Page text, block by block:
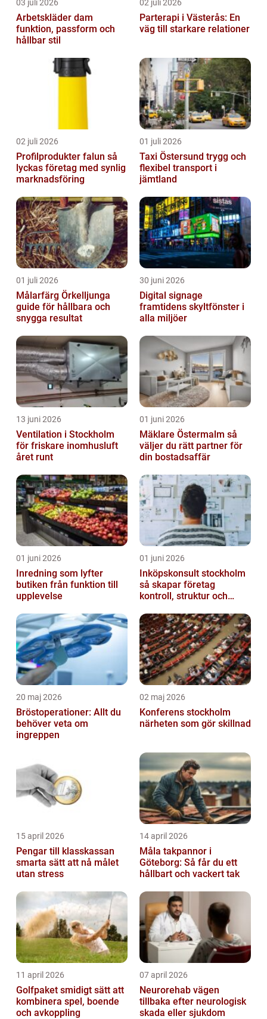
03 juli 2026
Arbetskläder dam
funktion, passform och
hållbar stil
02 juli 2026
Parterapi i Västerås: En
väg till starkare relationer
02 juli 2026
Profilprodukter falun så
lyckas företag med synlig
marknadsföring
01 juli 2026
Taxi Östersund trygg och
flexibel transport i
jämtland
01 juli 2026
Målarfärg Örkelljunga
guide för hållbara och
snygga resultat
30 juni 2026
Digital signage
framtidens skyltfönster i
alla miljöer
13 juni 2026
Ventilation i Stockholm
för friskare inomhusluft
året runt
01 juni 2026
Mäklare Östermalm så
väljer du rätt partner för
din bostadsaffär
01 juni 2026
Inredning som lyfter
butiken från funktion till
upplevelse
01 juni 2026
Inköpskonsult stockholm
så skapar företag
kontroll, struktur och
20 maj 2026
Bröstoperationer: Allt du
behöver veta om
ingreppen
02 maj 2026
Konferens stockholm
närheten som gör skillnad
15 april 2026
Pengar till klasskassan
smarta sätt att nå målet
utan stress
14 april 2026
Måla takpannor i
Göteborg: Så får du ett
hållbart och vackert tak
11 april 2026
Golfpaket smidigt sätt att
kombinera spel, boende
och avkoppling
07 april 2026
Neurorehab vägen
tillbaka efter neurologisk
skada eller sjukdom